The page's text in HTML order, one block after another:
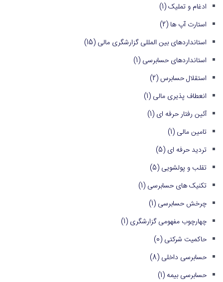
ادغام و تملیک(1)
استارت آپ ها (2)
استانداردهای بین المللی گزارشگری مالی (15)
استانداردهای حسابرسی (1)
استقلال حسابرس(2)
انعطاف پذیری مالی (1)
آئین رفتار حرفه ای (1)
تامین مالی (1)
تردید حرفه ای (5)
تقلب و پولشویی (5)
تکنیک های حسابرسی (1)
چرخش حسابرسی (1)
چهارچوب مفهومی گزارشگری (1)
حاکمیت شرکتی (0)
حسابرسی داخلی (8)
حسابرسی بیمه (1)